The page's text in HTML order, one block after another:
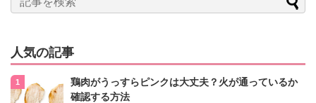
人気の記事
鶏肉がうっすらピンクは大丈夫？火が通っているか
確認する方法